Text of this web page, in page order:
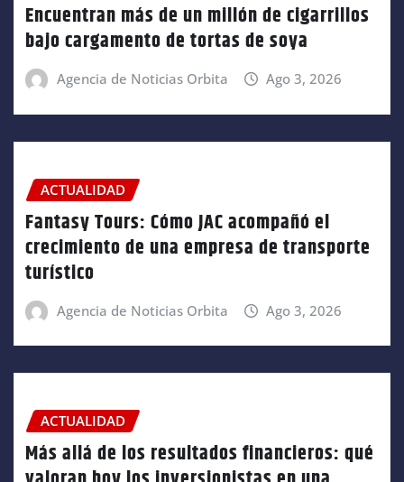
Encuentran más de un millón de cigarrillos
bajo cargamento de tortas de soya
Agencia de Noticias Orbita Ago 3, 2026
ACTUALIDAD
Fantasy Tours: Cómo JAC acompañó el
crecimiento de una empresa de transporte
turístico
Agencia de Noticias Orbita Ago 3, 2026
ACTUALIDAD
Más allá de los resultados financieros: qué